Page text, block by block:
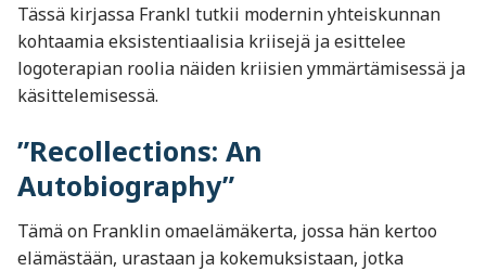
Tässä kirjassa Frankl tutkii modernin yhteiskunnan
kohtaamia eksistentiaalisia kriisejä ja esittelee
logoterapian roolia näiden kriisien ymmärtämisessä ja
käsittelemisessä.
”Recollections: An
Autobiography”
Tämä on Franklin omaelämäkerta, jossa hän kertoo
elämästään, urastaan ja kokemuksistaan, jotka